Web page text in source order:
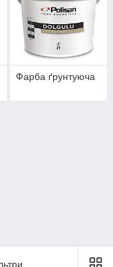
Фарба ґрунтуюча